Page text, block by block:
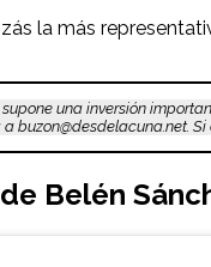
la más
una inversión
buzon@desdelacuna.net.
Belén